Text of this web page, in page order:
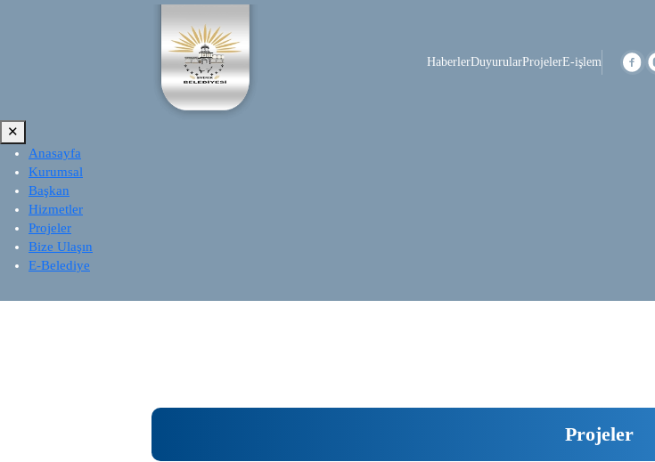
HaberlerDuyurularProjelerE-işlem
✕
Anasayfa
Kurumsal
Başkan
Hizmetler
Projeler
Bize Ulaşın
E-Belediye
Projeler